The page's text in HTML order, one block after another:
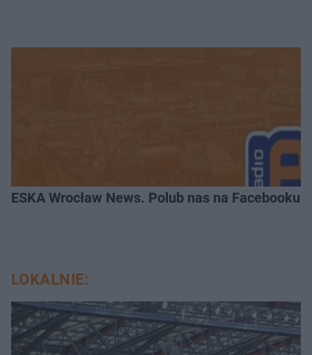
ESKA Wrocław News. Polub nas na Facebooku!
LOKALNIE: